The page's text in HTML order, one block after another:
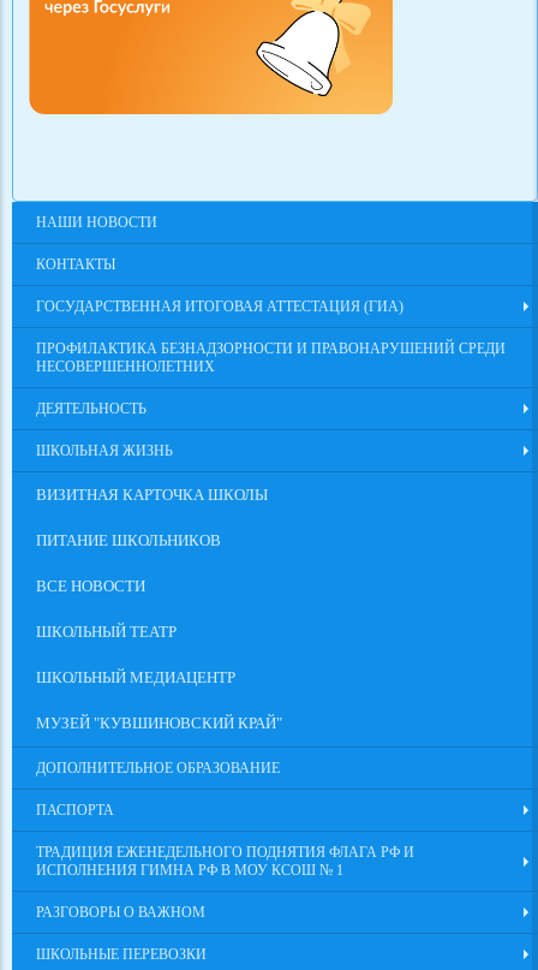
НАШИ НОВОСТИ
КОНТАКТЫ
ГОСУДАРСТВЕННАЯ ИТОГОВАЯ АТТЕСТАЦИЯ (ГИА)
ПРОФИЛАКТИКА БЕЗНАДЗОРНОСТИ И ПРАВОНАРУШЕНИЙ СРЕДИ
НЕСОВЕРШЕННОЛЕТНИХ
ДЕЯТЕЛЬНОСТЬ
ШКОЛЬНАЯ ЖИЗНЬ
ВИЗИТНАЯ КАРТОЧКА ШКОЛЫ
ПИТАНИЕ ШКОЛЬНИКОВ
ВСЕ НОВОСТИ
ШКОЛЬНЫЙ ТЕАТР
ШКОЛЬНЫЙ МЕДИАЦЕНТР
МУЗЕЙ "КУВШИНОВСКИЙ КРАЙ"
ДОПОЛНИТЕЛЬНОЕ ОБРАЗОВАНИЕ
ПАСПОРТА
ТРАДИЦИЯ ЕЖЕНЕДЕЛЬНОГО ПОДНЯТИЯ ФЛАГА РФ И
ИСПОЛНЕНИЯ ГИМНА РФ В МОУ КСОШ № 1
РАЗГОВОРЫ О ВАЖНОМ
ШКОЛЬНЫЕ ПЕРЕВОЗКИ